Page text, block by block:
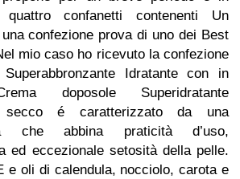
quattro confanetti contenenti Un
confezione prova di uno dei Best
mio caso ho ricevuto la confezione
Idratante con in
doposole Superidratante
secco é caratterizzato da una
che abbina praticità d’uso,
ed eccezionale setosità della pelle.
e oli di calendula, nocciolo, carota e